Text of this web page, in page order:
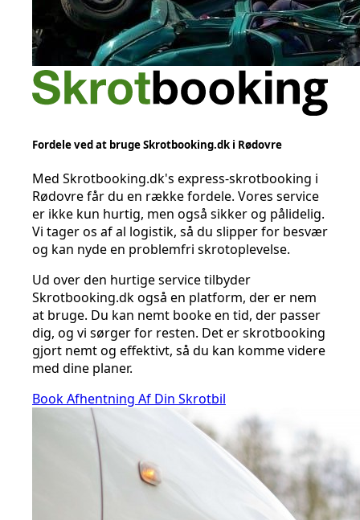
Fordele ved at bruge Skrotbooking.dk i Rødovre
Med Skrotbooking.dk's express-skrotbooking i
Rødovre får du en række fordele. Vores service
er ikke kun hurtig, men også sikker og pålidelig.
Vi tager os af al logistik, så du slipper for besvær
og kan nyde en problemfri skrotoplevelse.
Ud over den hurtige service tilbyder
Skrotbooking.dk også en platform, der er nem
at bruge. Du kan nemt booke en tid, der passer
dig, og vi sørger for resten. Det er skrotbooking
gjort nemt og effektivt, så du kan komme videre
med dine planer.
Book Afhentning Af Din Skrotbil